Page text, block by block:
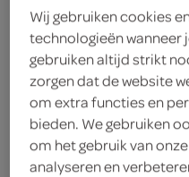
HeltiQ
Wij gebruiken cookies
technologieën wanneer
gebruiken altijd strikt
zorgen dat de website
om extra functies en
bieden. We gebruiken
om het gebruik van
analyseren en